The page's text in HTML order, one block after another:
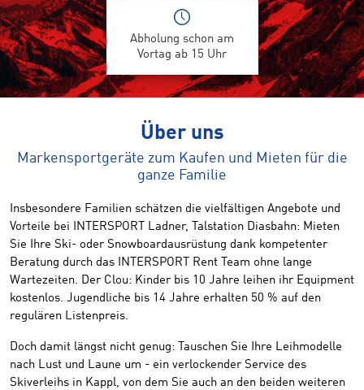
Abholung schon am
Vortag ab 15 Uhr
Über uns
Markensportgeräte zum Kaufen und Mieten für die
ganze Familie
Insbesondere Familien schätzen die vielfältigen Angebote und
Vorteile bei INTERSPORT Ladner, Talstation Diasbahn: Mieten
Sie Ihre Ski- oder Snowboardausrüstung dank kompetenter
Beratung durch das INTERSPORT Rent Team ohne lange
Wartezeiten. Der Clou: Kinder bis 10 Jahre leihen ihr Equipment
kostenlos. Jugendliche bis 14 Jahre erhalten 50 % auf den
regulären Listenpreis.
Doch damit längst nicht genug: Tauschen Sie Ihre Leihmodelle
nach Lust und Laune um - ein verlockender Service des
Skiverleihs in Kappl, von dem Sie auch an den beiden weiteren